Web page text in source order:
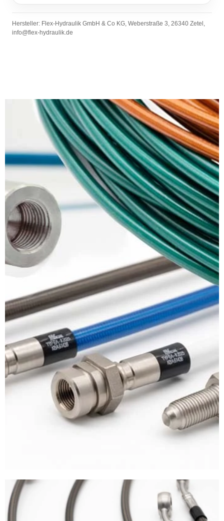
Hersteller: Flex-Hydraulik GmbH & Co KG, Weberstraße 3, 26340 Zetel,
info@flex-hydraulik.de